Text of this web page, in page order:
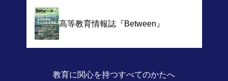
高等教育情報誌『Between』
教育に関心を持つすべてのかたへ